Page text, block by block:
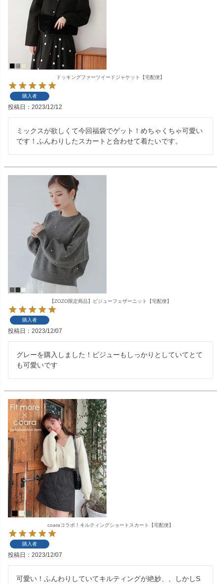
ドッキングファーツイードジャケット【宅配便】
購入者
投稿日 2023/12/12
ミックスが欲しくて今回福袋でゲット！めちゃくちゃ可愛い
です！ふんわりしたスカートと合わせて着たいです。
【ZOZO限定商品】ビジューフェザーニット【宅配便】
購入者
投稿日 2023/12/07
グレーを購入しました！ビジューもしっかりとしていてとて
も可愛いです
coaraコラボ！キルティングショートスカート【宅配便】
購入者
投稿日 2023/12/07
可愛い！ふんわりしていてキルティングが絶妙、、しかしS